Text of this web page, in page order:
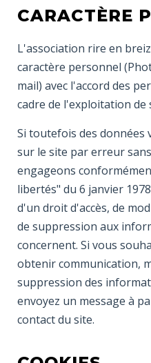
CARACTÈRE
L'association rire en
caractère personnel
mail) avec l'accord des
cadre de l'exploitation de
Si toutefois des
sur le site par erreur
engageons
libertés" du 6 janvier
d'un droit d'accès, de
de suppression aux
concernent. Si vous
obtenir communication,
suppression des
envoyez un message à
contact du site.